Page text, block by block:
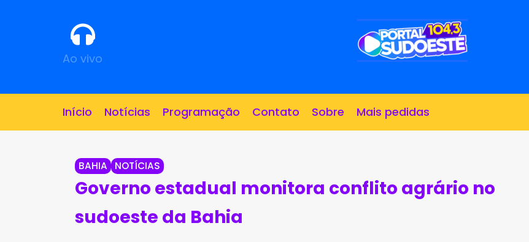
Ao vivo
Início Notícias Programação Contato Sobre Mais pedidas
BAHIA NOTÍCIAS
Governo estadual monitora conflito agrário no
sudoeste da Bahia